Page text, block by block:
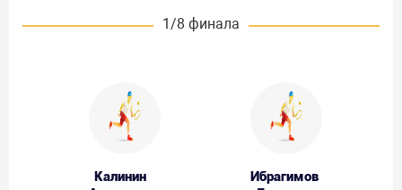
1/8 финала
Калинин
Ибрагимов